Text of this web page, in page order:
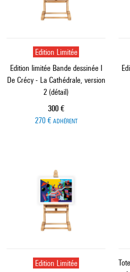
Edition Limitée
Edition limitée Bande dessinée I
De Crécy - La Cathédrale, version
2 (détail)
Prix ​​actuel
300 €
270 € ADHÉRENT
Edition Limitée